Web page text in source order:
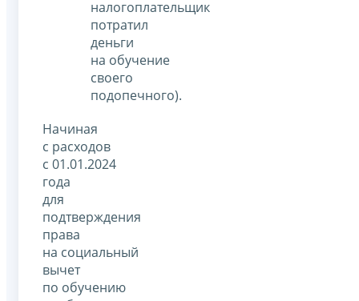
налогоплательщик
потратил
деньги
на обучение
своего
подопечного).
Начиная
с расходов
с 01.01.2024
года
для
подтверждения
права
на социальный
вычет
по обучению